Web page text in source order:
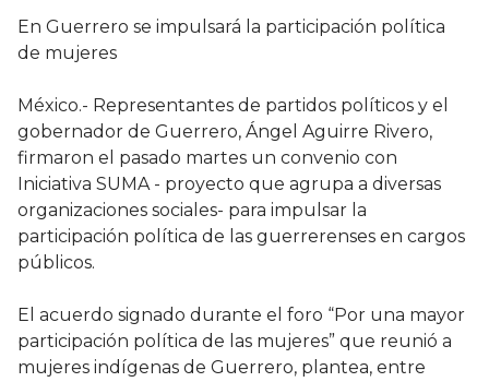
En Guerrero se impulsará la participación política
de mujeres
México.- Representantes de partidos políticos y el
gobernador de Guerrero, Ángel Aguirre Rivero,
firmaron el pasado martes un convenio con
Iniciativa SUMA - proyecto que agrupa a diversas
organizaciones sociales- para impulsar la
participación política de las guerrerenses en cargos
públicos.
El acuerdo signado durante el foro “Por una mayor
participación política de las mujeres” que reunió a
mujeres indígenas de Guerrero, plantea, entre